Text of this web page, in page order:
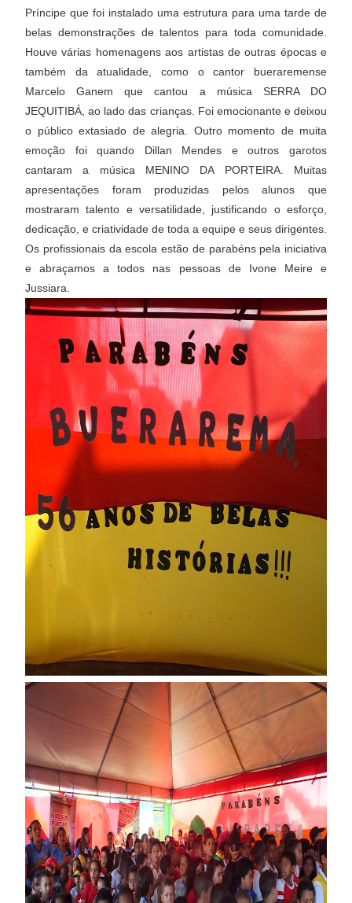
Príncipe que foi instalado uma estrutura para uma tarde de
belas demonstrações de talentos para toda comunidade.
Houve várias homenagens aos artistas de outras épocas e
também da atualidade, como o cantor bueraremense
Marcelo Ganem que cantou a música SERRA DO
JEQUITIBÁ, ao lado das crianças. Foi emocionante e deixou
o público extasiado de alegria. Outro momento de muita
emoção foi quando Dillan Mendes e outros garotos
cantaram a música MENINO DA PORTEIRA. Muitas
apresentações foram produzidas pelos alunos que
mostraram talento e versatilidade, justificando o esforço,
dedicação, e criatividade de toda a equipe e seus dirigentes.
Os profissionais da escola estão de parabéns pela iniciativa
e abraçamos a todos nas pessoas de Ivone Meire e
Jussiara.